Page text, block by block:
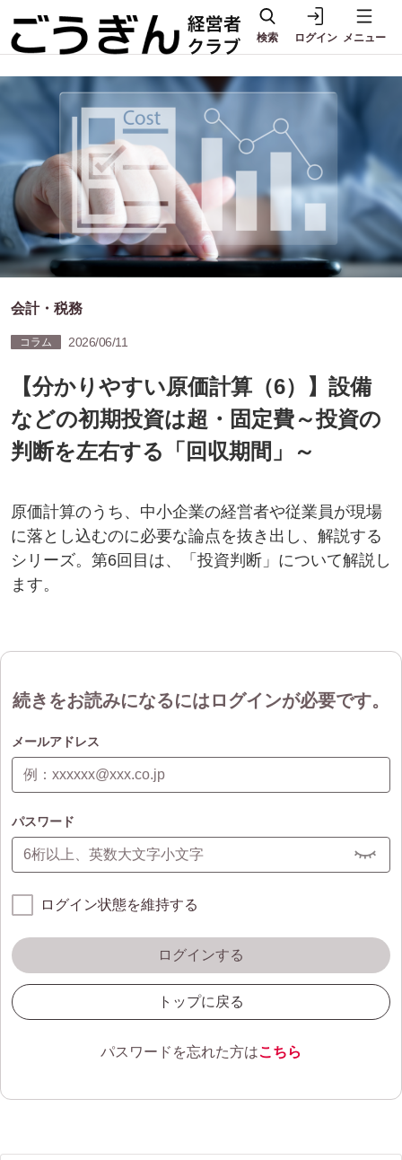
検索 ログイン メニュー
会計・税務
コラム 2026/06/11
【分かりやすい原価計算（6）】設備
などの初期投資は超・固定費～投資の
判断を左右する「回収期間」～
原価計算のうち、中小企業の経営者や従業員が現場
に落とし込むのに必要な論点を抜き出し、解説する
シリーズ。第6回目は、「投資判断」について解説し
ます。
続きをお読みになるにはログインが必要です。
メールアドレス
パスワード
ログイン状態を維持する
ログインする
トップに戻る
パスワードを忘れた方はこちら